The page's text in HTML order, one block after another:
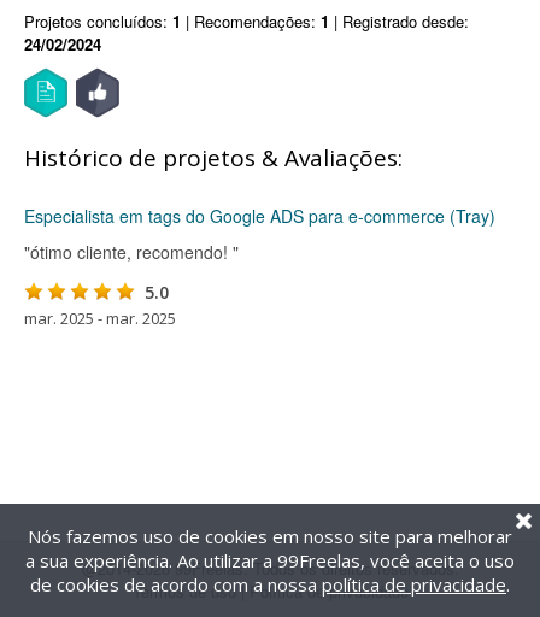
Projetos concluídos: 1 | Recomendações: 1 | Registrado desde:
24/02/2024
Histórico de projetos & Avaliações:
Especialista em tags do Google ADS para e-commerce (Tray)
"ótimo cliente, recomendo! "
5.0
mar. 2025 - mar. 2025
@2014-2026 99Freelas. Todos os direitos reservados.
Termos de uso| Política de privacidade
Nós fazemos uso de cookies em nosso site para melhorar
a sua experiência. Ao utilizar a 99Freelas, você aceita o uso
de cookies de acordo com a nossa política de privacidade.